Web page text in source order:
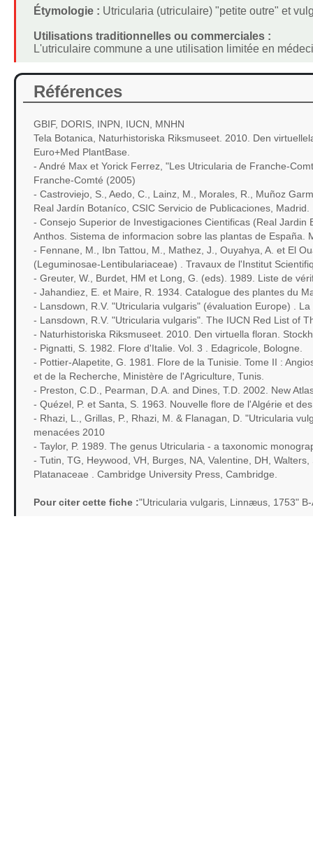
Étymologie : Utricularia (utriculaire) "petite outre" et
Utilisations traditionnelles ou commerciales :
L'utriculaire commune a une utilisation limitée en
Références
GBIF, DORIS, INPN, IUCN, MNHN
Tela Botanica, Naturhistoriska Riksmuseet. 2010. Den
Euro+Med PlantBase.
- André Max et Yorick Ferrez, "Les Utricularia de Franche-
Franche-Comté (2005)
- Castroviejo, S., Aedo, C., Lainz, M., Morales, R., Muñoz
Real Jardín Botaníco, CSIC Servicio de Publicaciones, Madrid.
- Consejo Superior de Investigaciones Cientificas (Real
Anthos. Sistema de informacion sobre las plantas de España.
- Fennane, M., Ibn Tattou, M., Mathez, J., Ouyahya, A. et El
(Leguminosae-Lentibulariaceae) . Travaux de l'Institut
- Greuter, W., Burdet, HM et Long, G. (eds). 1989. Liste de
- Jahandiez, E. et Maire, R. 1934. Catalogue des plantes du
- Lansdown, R.V. "Utricularia vulgaris" (évaluation Europe) .
- Lansdown, R.V. "Utricularia vulgaris". The IUCN Red List of
- Naturhistoriska Riksmuseet. 2010. Den virtuella floran.
- Pignatti, S. 1982. Flore d'Italie. Vol. 3 . Edagricole, Bologne.
- Pottier-Alapetite, G. 1981. Flore de la Tunisie. Tome II :
et de la Recherche, Ministère de l'Agriculture, Tunis.
- Preston, C.D., Pearman, D.A. and Dines, T.D. 2002. New
- Quézel, P. et Santa, S. 1963. Nouvelle flore de l'Algérie et
- Rhazi, L., Grillas, P., Rhazi, M. & Flanagan, D. "Utricularia
menacées 2010
- Taylor, P. 1989. The genus Utricularia - a taxonomic
- Tutin, TG, Heywood, VH, Burges, NA, Valentine, DH,
Platanaceae . Cambridge University Press, Cambridge.
Pour citer cette fiche :"Utricularia vulgaris, Linnæus, 1753"